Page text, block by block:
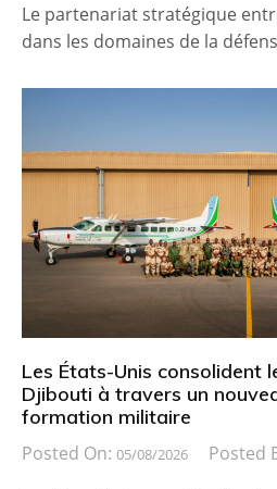
Le partenariat stratégique
dans les domaines de la
Les États-Unis consolident
Djibouti à travers un
formation militaire
Posted On: 05/08/2026 Posted